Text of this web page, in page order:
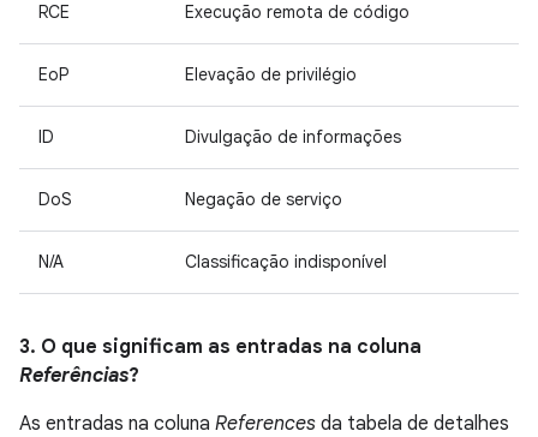
RCE Execução remota de código
EoP Elevação de privilégio
ID Divulgação de informações
DoS Negação de serviço
N/A Classificação indisponível
3. O que significam as entradas na coluna
Referências?
As entradas na coluna References da tabela de detalhes